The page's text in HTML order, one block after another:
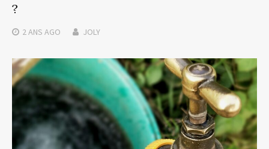
?
2 ANS AGO JOLY